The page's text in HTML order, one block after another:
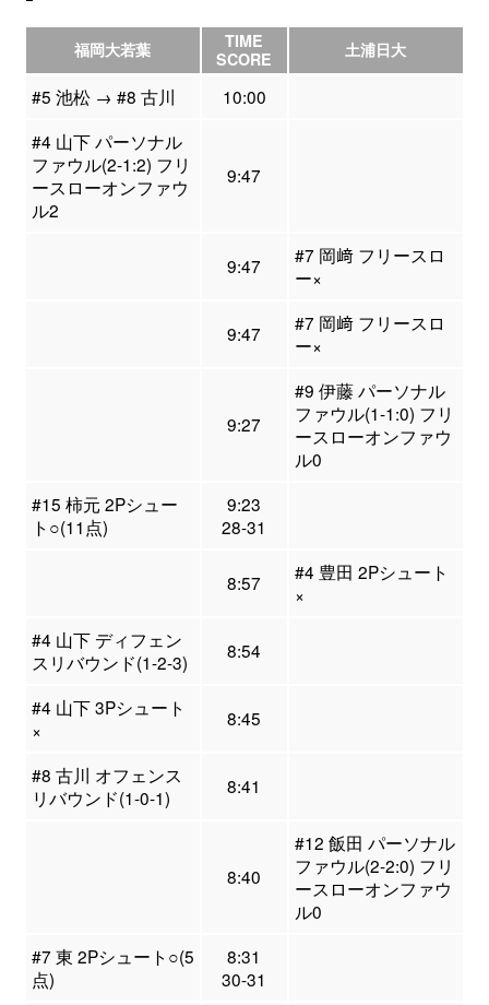
福岡大若葉
TIME
SCORE
土浦日大
#5 池松 → #8 古川
10:00
#4 山下 パーソナル
ファウル(2-1:2) フリ
ースローオンファウ
ル2
9:47
9:47
#7 岡﨑 フリースロ
ー×
9:47
#7 岡﨑 フリースロ
ー×
9:27
#9 伊藤 パーソナル
ファウル(1-1:0) フリ
ースローオンファウ
ル0
#15 柿元 2Pシュー
ト○(11点)
9:23
28-31
8:57
#4 豊田 2Pシュート
×
#4 山下 ディフェン
スリバウンド(1-2-3)
8:54
#4 山下 3Pシュート
×
8:45
#8 古川 オフェンス
リバウンド(1-0-1)
8:41
8:40
#12 飯田 パーソナル
ファウル(2-2:0) フリ
ースローオンファウ
ル0
#7 東 2Pシュート○(5
点)
8:31
30-31